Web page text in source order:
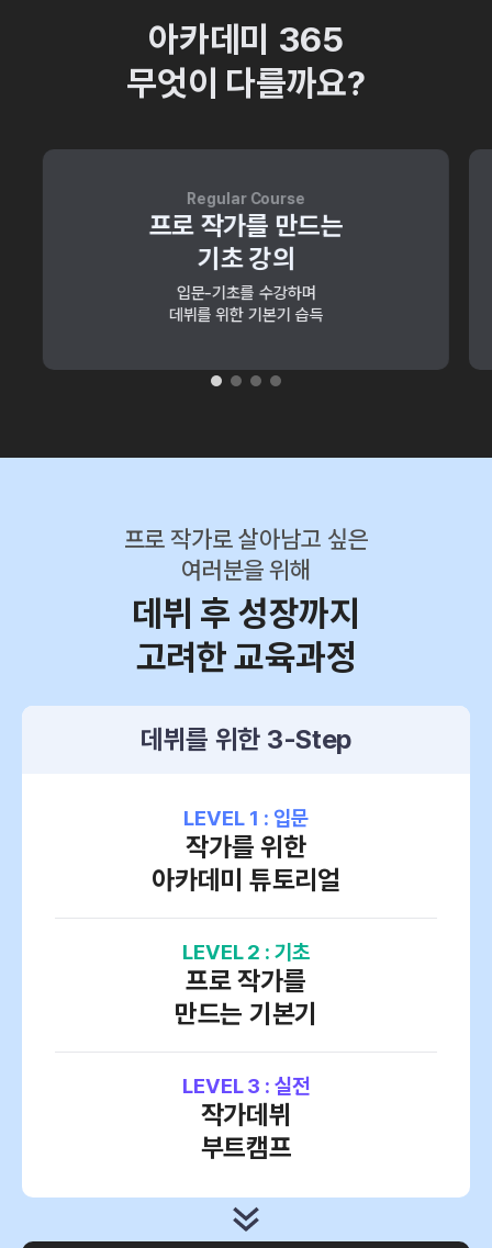
아카데미 365
무엇이 다를까요?
Regular Course
프로 작가를 만드는
기초 강의
입문-기초를 수강하며
데뷔를 위한 기본기 습득
프로 작가로 살아남고 싶은
여러분을 위해
데뷔 후 성장까지
고려한 교육과정
데뷔를 위한 3-Step
LEVEL 1 : 입문
작가를 위한
아카데미 튜토리얼
LEVEL 2 : 기초
프로 작가를
만드는 기본기
LEVEL 3 : 실전
작가데뷔
부트캠프